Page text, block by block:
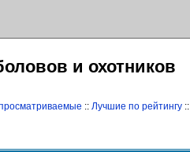
и охотников
:: Лучшие по рейтингу::